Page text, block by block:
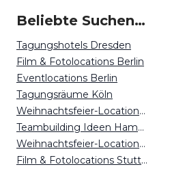
Beliebte Suchen auf Event Inc
Tagungshotels Dresden
Film & Fotolocations Berlin
Eventlocations Berlin
Tagungsräume Köln
Weihnachtsfeier-Locations Düsseldorf
Teambuilding Ideen Hamburg
Weihnachtsfeier-Locations Nürnberg
Film & Fotolocations Stuttgart